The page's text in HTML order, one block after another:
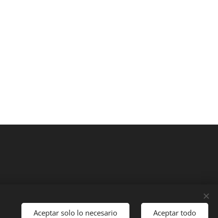
Aceptar solo lo necesario Aceptar todo